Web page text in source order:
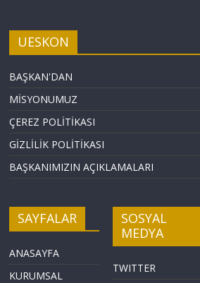
UESKON
BAŞKAN'DAN
MİSYONUMUZ
ÇEREZ POLİTİKASI
GİZLİLİK POLİTİKASI
BAŞKANIMIZIN AÇIKLAMALARI
SAYFALAR
ANASAYFA
KURUMSAL
SOSYAL
MEDYA
TWITTER